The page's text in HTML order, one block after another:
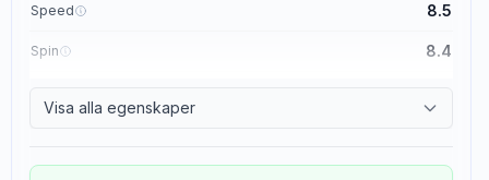
Speed 8.5
Spin 8.4
Visa alla egenskaper